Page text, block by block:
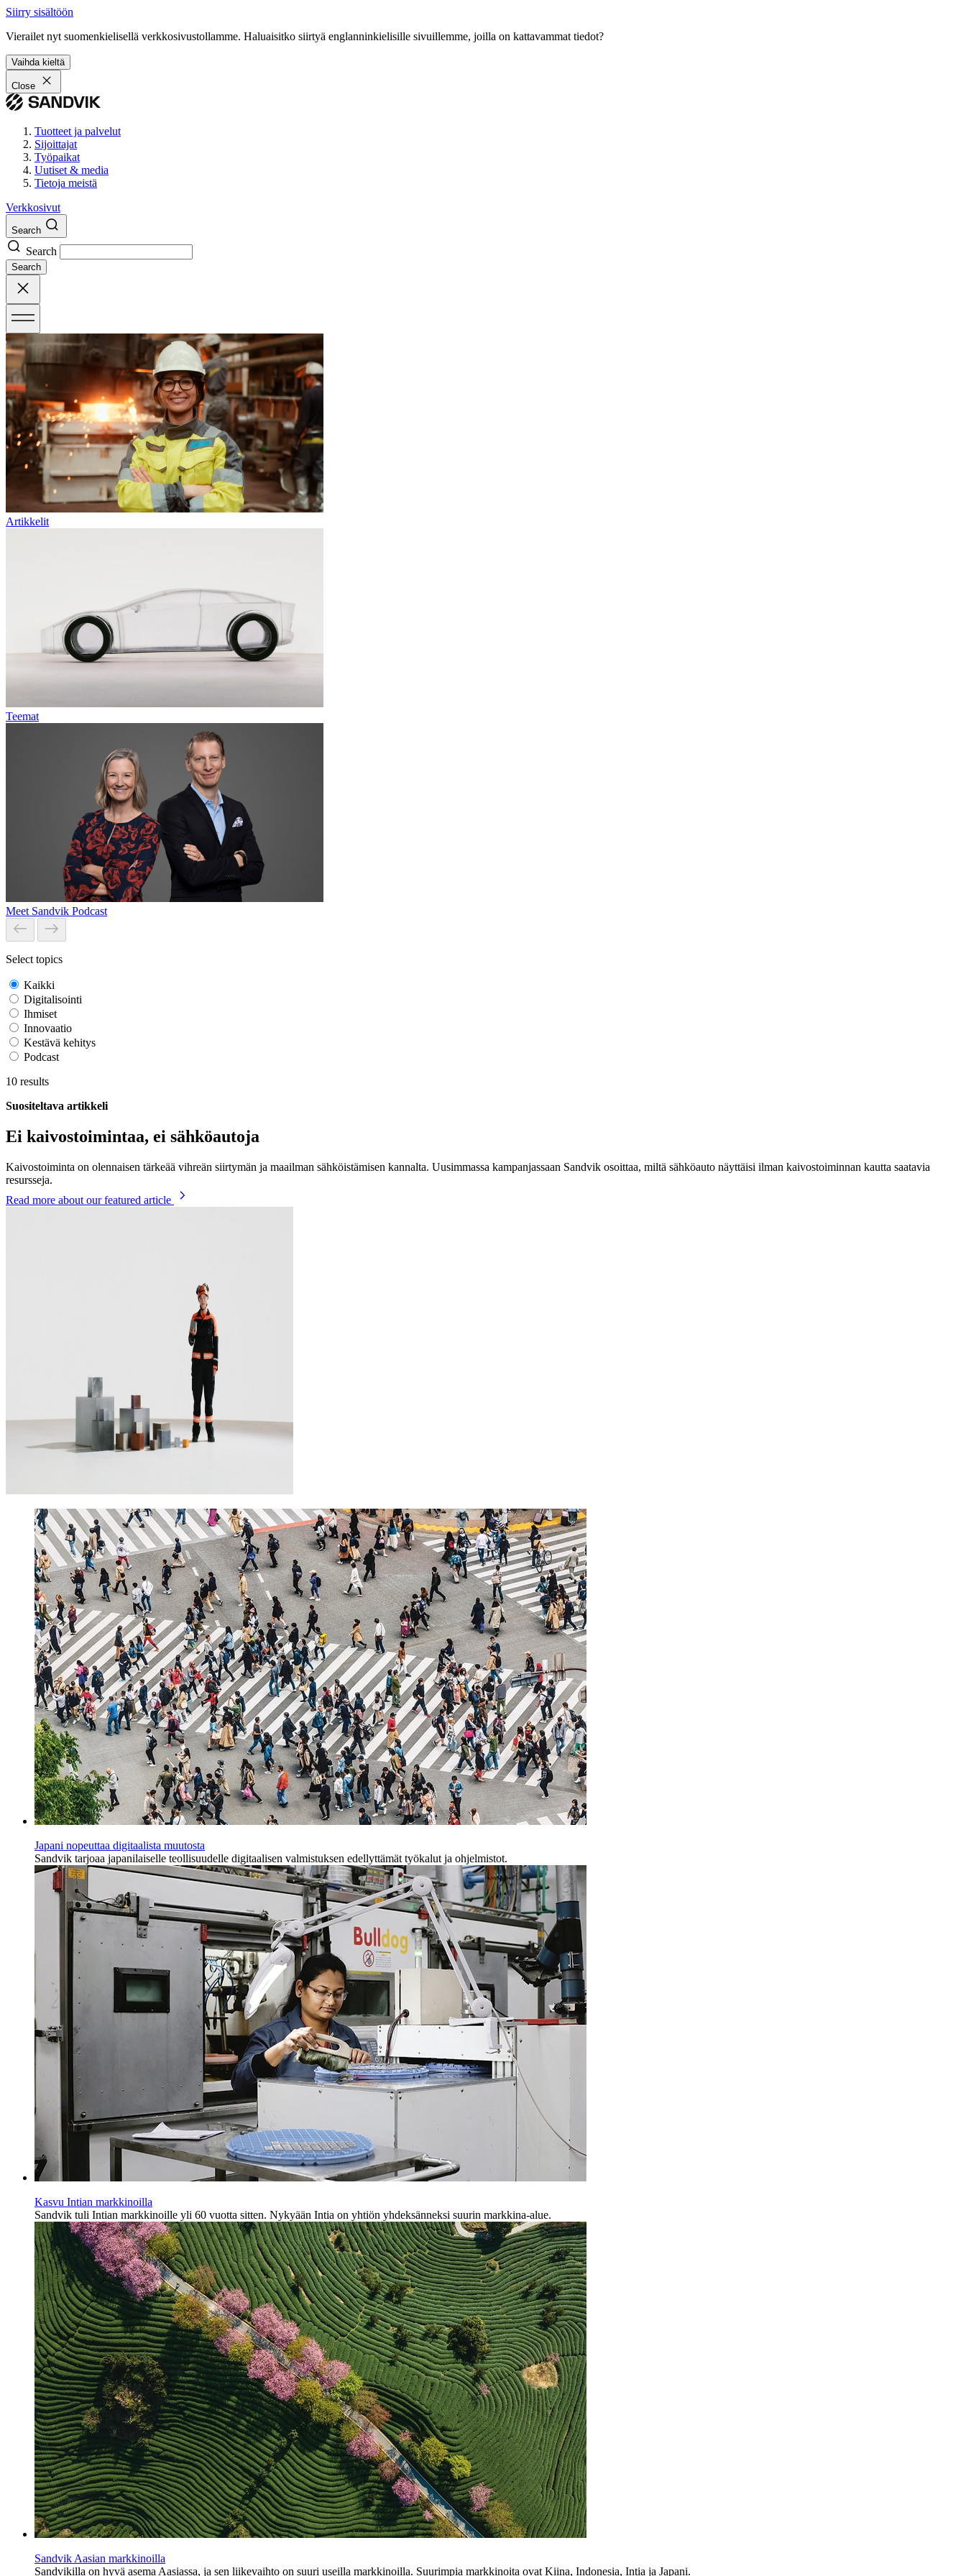
Siirry sisältöön
Vierailet nyt suomenkielisellä verkkosivustollamme. Haluaisitko siirtyä englanninkielisille sivuillemme, joilla on kattavammat tiedot?
Vaihda kieltä
Close
Tuotteet ja palvelut
Sijoittajat
Työpaikat
Uutiset & media
Tietoja meistä
Verkkosivut
Search
Search
Search
Artikkelit
Teemat
Meet Sandvik Podcast
Select topics
Kaikki
Digitalisointi
Ihmiset
Innovaatio
Kestävä kehitys
Podcast
10 results
Suositeltava artikkeli
Ei kaivostoimintaa, ei sähköautoja
Kaivostoiminta on olennaisen tärkeää vihreän siirtymän ja maailman sähköistämisen kannalta. Uusimmassa kampanjassaan Sandvik osoittaa, miltä sähköauto näyttäisi ilman kaivostoiminnan kautta saatavia
resursseja.
Read more about our featured article
Japani nopeuttaa digitaalista muutosta
Sandvik tarjoaa japanilaiselle teollisuudelle digitaalisen valmistuksen edellyttämät työkalut ja ohjelmistot.
Kasvu Intian markkinoilla
Sandvik tuli Intian markkinoille yli 60 vuotta sitten. Nykyään Intia on yhtiön yhdeksänneksi suurin markkina-alue.
Sandvik Aasian markkinoilla
Sandvikilla on hyvä asema Aasiassa, ja sen liikevaihto on suuri useilla markkinoilla. Suurimpia markkinoita ovat Kiina, Indonesia, Intia ja Japani.